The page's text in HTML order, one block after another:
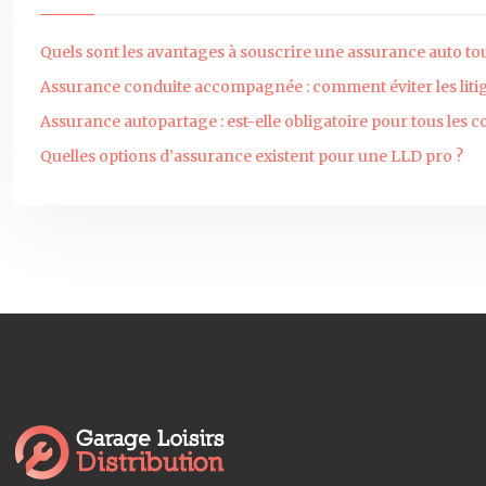
Quels sont les avantages à souscrire une assurance auto
Assurance conduite accompagnée : comment éviter les
Assurance autopartage : est-elle obligatoire pour tous les
Quelles options d’assurance existent pour une LLD pro ?